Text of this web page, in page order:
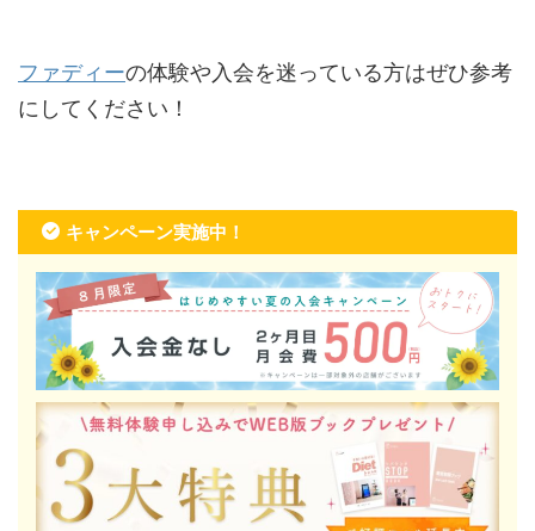
ファディーの体験や入会を迷っている方はぜひ参考
にしてください！
キャンペーン実施中！